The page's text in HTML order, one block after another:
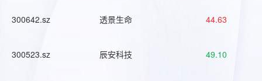
300642.sz 透景生命 44.63
300523.sz 辰安科技 49.10